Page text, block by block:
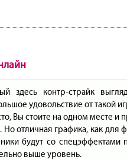
здесь контр-страйк
удовольствие от такой
Вы стоите на одном месте и
Но отличная графика, как
будут со
выше уровень.